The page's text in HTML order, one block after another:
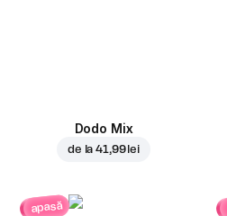
Dodo Mix
de la41,99 lei
apasă